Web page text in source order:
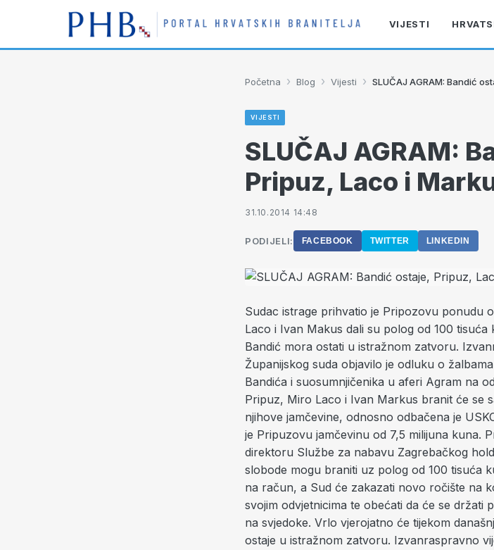
VIJESTI
Početna › Blog › Vijesti › SLUČAJ AGRAM: Bandić
VIJESTI
SLUČAJ AGRAM:
Pripuz, Laco i
31.10.2014 14:48
PODIJELI: FACEBOOK TWITTER LINKEDIN
Sudac istrage prihvatio je Pripozovu ponudu
Laco i Ivan Makus dali su polog od 100
Bandić mora ostati u istražnom zatvoru.
Županijskog suda objavilo je odluku o
Bandića i suosumnjičenika u aferi Agram na
Pripuz, Miro Laco i Ivan Markus branit će se
njihove jamčevine, odnosno odbačena je
je Pripuzovu jamčevinu od 7,5 milijuna kuna.
direktoru Službe za nabavu Zagrebačkog
slobode mogu braniti uz polog od 100 tisuća
na račun, a Sud će zakazati novo ročište na
svojim odvjetnicima te obećati da će se držati
na svjedoke. Vrlo vjerojatno će tijekom
ostaje u istražnom zatvoru. Izvanraspravno